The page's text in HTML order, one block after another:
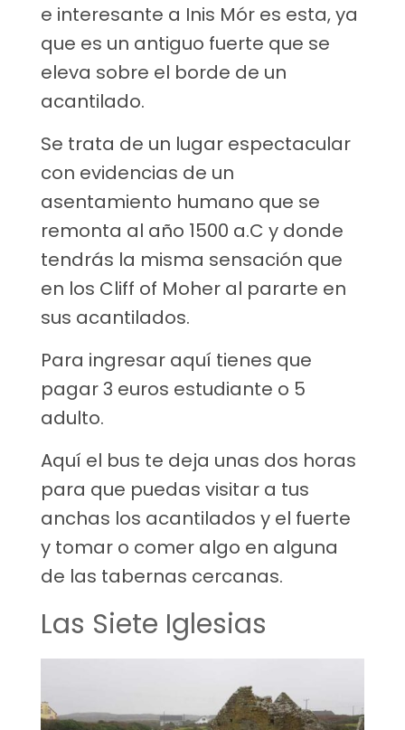
e interesante a Inis Mór es esta, ya
que es un antiguo fuerte que se
eleva sobre el borde de un
acantilado.
Se trata de un lugar espectacular
con evidencias de un
asentamiento humano que se
remonta al año 1500 a.C y donde
tendrás la misma sensación que
en los Cliff of Moher al pararte en
sus acantilados.
Para ingresar aquí tienes que
pagar 3 euros estudiante o 5
adulto.
Aquí el bus te deja unas dos horas
para que puedas visitar a tus
anchas los acantilados y el fuerte
y tomar o comer algo en alguna
de las tabernas cercanas.
Las Siete Iglesias